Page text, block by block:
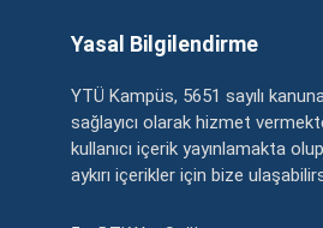
Yasal Bilgilendirme
YTÜ Kampüs, 5651 sayılı
sağlayıcı olarak hizmet
kullanıcı içerik yayınlamakta
aykırı içerikler için bize